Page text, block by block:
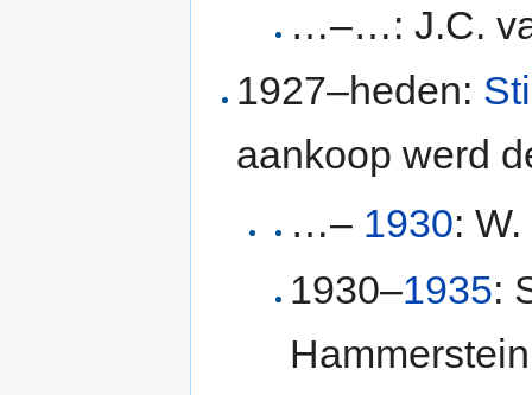
…–…: J.C.
1927–heden:
aankoop werd
…– 1930:
1930–1935: